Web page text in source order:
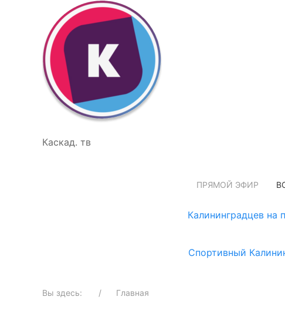
Каскад. тв
ПРЯМОЙ ЭФИР
Калининградцев
Спортивный
Вы здесь: Главная